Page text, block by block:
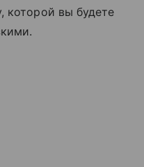
которой вы будете